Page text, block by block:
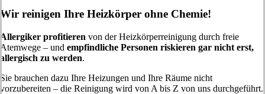
Wir reinigen Ihre Heizkörper ohne Chemie!
Allergiker profitieren von der Heizkörperreinigung durch freie
Atemwege – und empfindliche Personen riskieren gar nicht erst,
allergisch zu werden.
Sie brauchen dazu Ihre Heizungen und Ihre Räume nicht
vorzubereiten – die Reinigung wird von A bis Z von uns durchgeführt.